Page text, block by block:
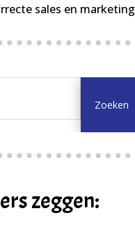
sales en marketing
zeggen: